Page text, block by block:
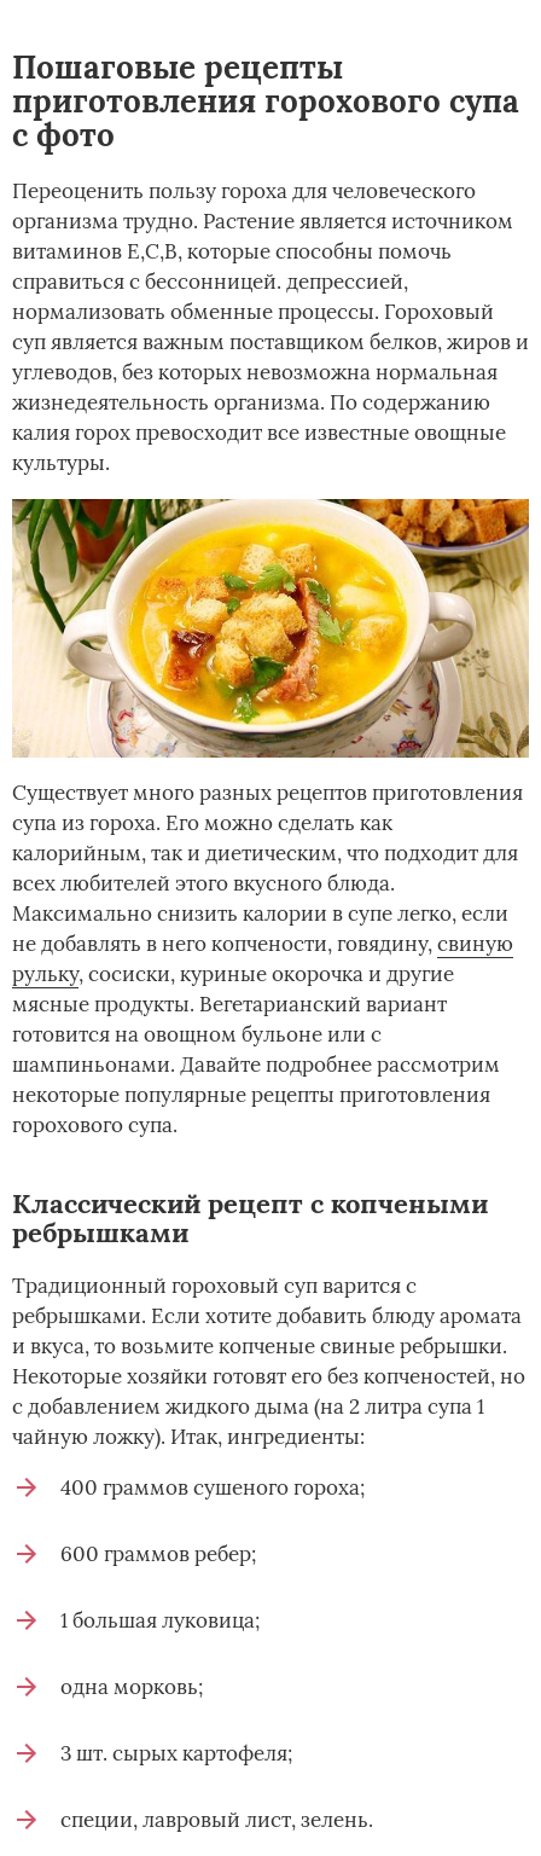
Пошаговые рецепты
приготовления горохового супа
с фото
Переоценить пользу гороха для человеческого
организма трудно. Растение является источником
витаминов Е,С,В, которые способны помочь
справиться с бессонницей. депрессией,
нормализовать обменные процессы. Гороховый
суп является важным поставщиком белков, жиров и
углеводов, без которых невозможна нормальная
жизнедеятельность организма. По содержанию
калия горох превосходит все известные овощные
культуры.
Существует много разных рецептов приготовления
супа из гороха. Его можно сделать как
калорийным, так и диетическим, что подходит для
всех любителей этого вкусного блюда.
Максимально снизить калории в супе легко, если
не добавлять в него копчености, говядину,свиную
рульку, сосиски, куриные окорочка и другие
мясные продукты. Вегетарианский вариант
готовится на овощном бульоне или с
шампиньонами. Давайте подробнее рассмотрим
некоторые популярные рецепты приготовления
горохового супа.
Классический рецепт с копчеными
ребрышками
Традиционный гороховый суп варится с
ребрышками. Если хотите добавить блюду аромата
и вкуса, то возьмите копченые свиные ребрышки.
Некоторые хозяйки готовят его без копченостей, но
с добавлением жидкого дыма (на 2 литра супа 1
чайную ложку). Итак, ингредиенты:
400 граммов сушеного гороха;
600 граммов ребер;
1 большая луковица;
одна морковь;
3 шт. сырых картофеля;
специи, лавровый лист, зелень.